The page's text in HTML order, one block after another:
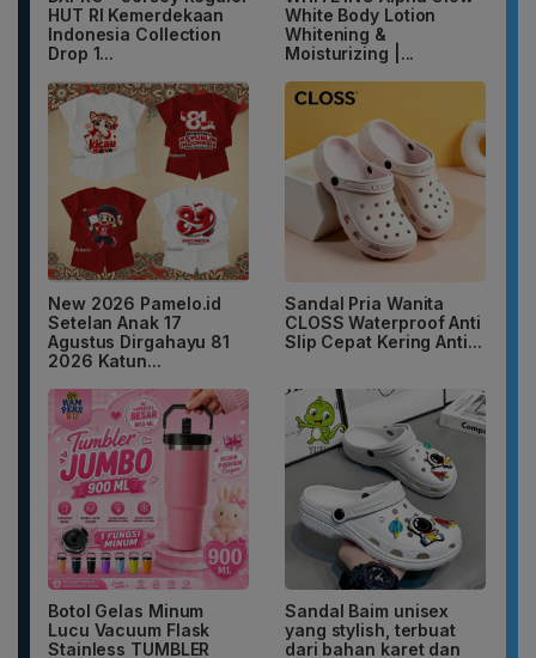
HUT RI Kemerdekaan
Indonesia Collection
Drop 1...
White Body Lotion
Whitening &
Moisturizing |...
New 2026 Pamelo.id
Setelan Anak 17
Agustus Dirgahayu 81
2026 Katun...
Sandal Pria Wanita
CLOSS Waterproof Anti
Slip Cepat Kering Anti...
Botol Gelas Minum
Lucu Vacuum Flask
Stainless TUMBLER
Sandal Baim unisex
yang stylish, terbuat
dari bahan karet dan